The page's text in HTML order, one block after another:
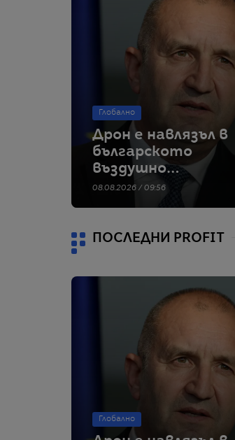
Глобално
Дрон е навлязъл в
българското
въздушно
пространство и се
Радев
08.08.2026 / 09:56
ПОСЛЕДНИ PROFIT
Глобално